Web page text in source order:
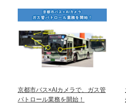
京都市バス×AIカメラで、ガス管
パトロール業務を開始！